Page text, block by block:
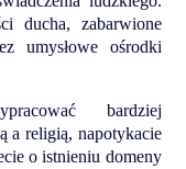
ducha, zabarwione
umysłowe ośrodki
bardziej
a religią, napotykacie
o istnieniu domeny